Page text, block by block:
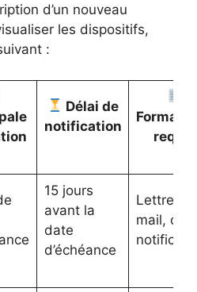
d’un nouveau
les dispositifs,
:
Délai de
notification
requis
15 jours
avant la
date
d’échéance
Lettre, e-
mail, ou